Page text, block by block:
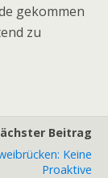
gekommen
zu
Beitrag
Keine
Proaktive